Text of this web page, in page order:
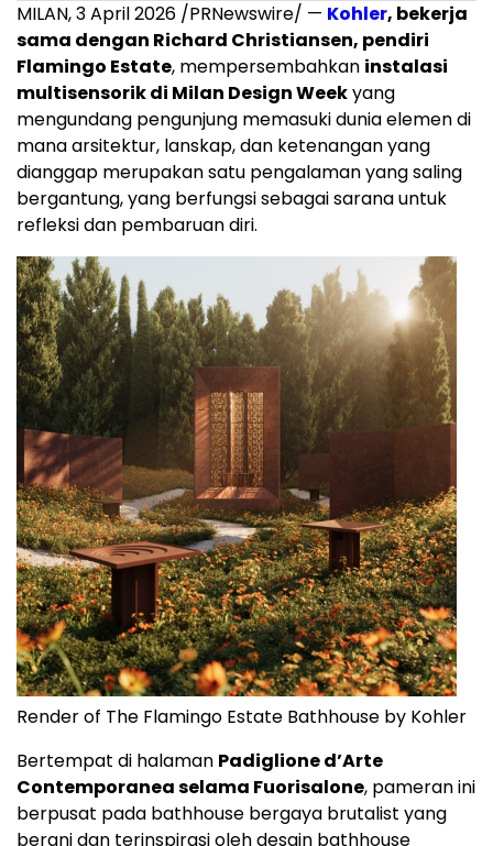
MILAN,3 April 2026 /PRNewswire/ — Kohler, bekerja
sama dengan Richard Christiansen, pendiri
Flamingo Estate, mempersembahkan instalasi
multisensorik di Milan Design Weekyang
mengundang pengunjung memasuki dunia elemen di
mana arsitektur, lanskap, dan ketenangan yang
dianggap merupakan satu pengalaman yang saling
bergantung, yang berfungsi sebagai sarana untuk
refleksi dan pembaruan diri.
Render of The Flamingo Estate Bathhouse by Kohler
Bertempat di halaman Padiglione d’Arte
Contemporanea selama Fuorisalone, pameran ini
berpusat pada bathhouse bergaya brutalist yang
berani dan terinspirasi oleh desain bathhouse